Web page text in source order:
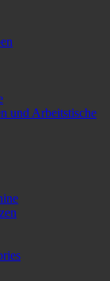
und Arbeitstische